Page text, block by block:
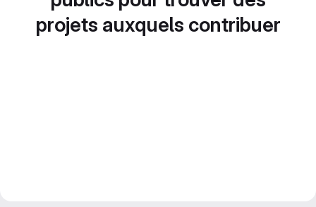
projets auxquels contribuer